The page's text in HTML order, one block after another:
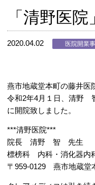
「清野医
2020.04.02 医院開業
燕市地蔵堂本町の藤井医
令和2年4月１日、清野
に開院致しました。
***清野医院***
院長 清野 智 先生
標榜科 内科・消化器内
〒959-0129 燕市地蔵堂